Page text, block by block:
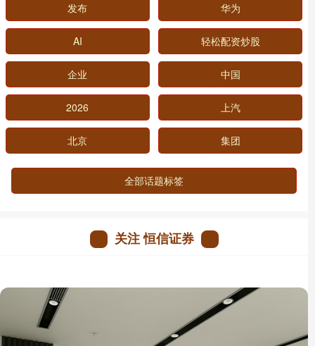
发布 华为
AI 轻松配资炒股
企业 中国
2026 上汽
北京 集团
全部话题标签
关注 恒信证券